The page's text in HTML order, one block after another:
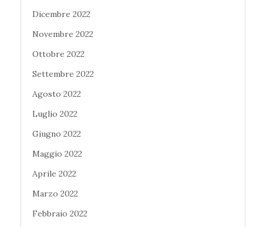
Dicembre 2022
Novembre 2022
Ottobre 2022
Settembre 2022
Agosto 2022
Luglio 2022
Giugno 2022
Maggio 2022
Aprile 2022
Marzo 2022
Febbraio 2022